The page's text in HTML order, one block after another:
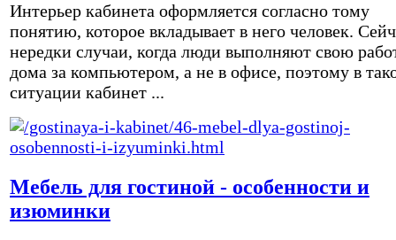
Интерьер кабинета оформляется согласно тому
понятию, которое вкладывает в него человек.
нередки случаи, когда люди выполняют свою
дома за компьютером, а не в офисе, поэтому в
ситуации кабинет ...
Мебель для гостиной - особенности и
изюминки